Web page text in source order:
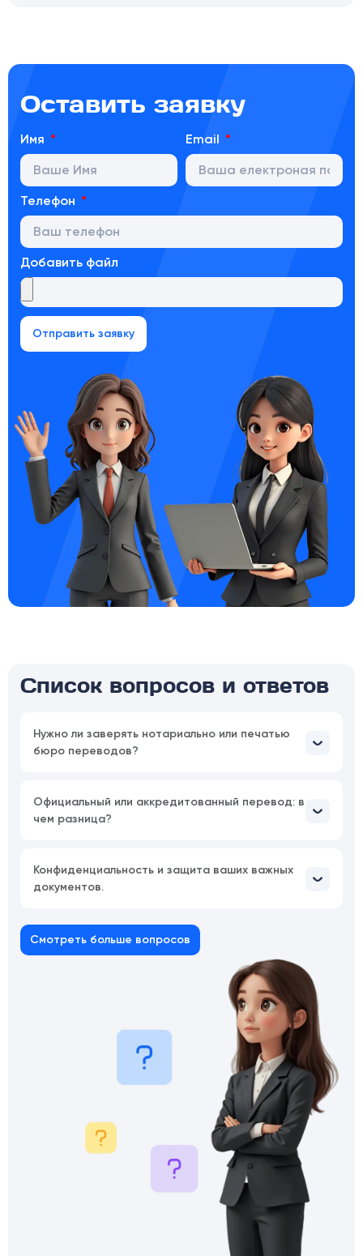
Оставить заявку
Имя Email
Телефон
Добавить файл
Отправить заявку
Список вопросов и ответов
Нужно ли заверять нотариально или печатью
бюро переводов?
Официальный или аккредитованный перевод: в
чем разница?
Конфиденциальность и защита ваших важных
документов.
Смотреть больше вопросов